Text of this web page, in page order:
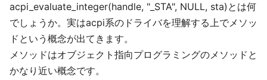
acpi_evaluate_integer(handle, "_STA", NULL, sta)とは何
でしょうか。実はacpi系のドライバを理解する上でメソッ
ドという概念が出てきます。
メソッドはオブジェクト指向プログラミングのメソッドと
かなり近い概念です。